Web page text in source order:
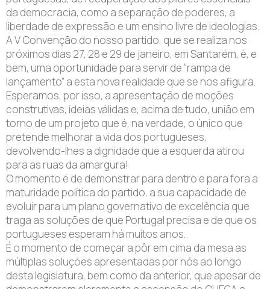
da democracia, como a separação de poderes, a
liberdade de expressão e um ensino livre de ideologias.
A V Convenção do nosso partido, que se realiza nos
próximos dias 27, 28 e 29 de janeiro, em Santarém, é, e
bem, uma oportunidade para servir de “rampa de
lançamento” a esta nova realidade que se nos afigura.
Esperamos, por isso, a apresentação de moções
construtivas, ideias válidas e, acima de tudo, união em
torno de um projeto que é, na verdade, o único que
pretende melhorar a vida dos portugueses,
devolvendo-lhes a dignidade que a esquerda atirou
para as ruas da amargura!
O momento é de demonstrar para dentro e para fora a
maturidade política do partido, a sua capacidade de
evoluir para um plano governativo de excelência que
traga as soluções de que Portugal precisa e de que os
portugueses esperam há muitos anos.
É o momento de começar a pôr em cima da mesa as
múltiplas soluções apresentadas por nós ao longo
desta legislatura, bem como da anterior, que apesar de